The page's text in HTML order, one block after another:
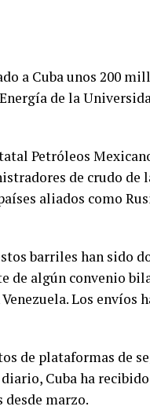
a Cuba unos 200
de la
Petróleos
de crudo de
aliados como
barriles han sido
de algún convenio
Los envíos
de plataformas de
Cuba ha
marzo.